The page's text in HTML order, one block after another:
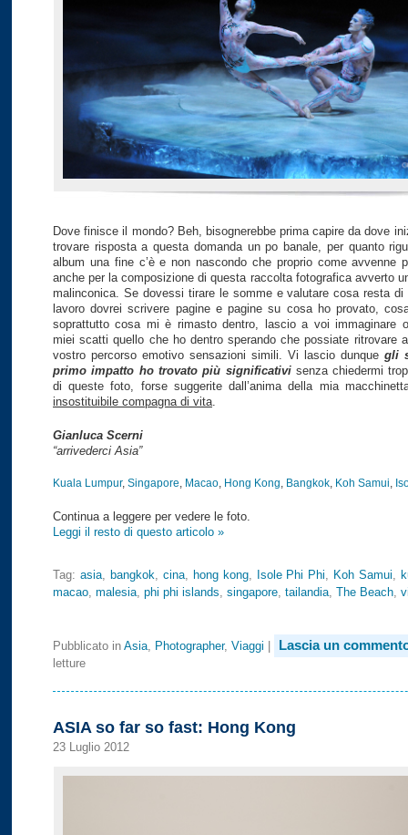
Dove finisce il mondo? Beh, bisognerebbe prima capire da dove
trovare risposta a questa domanda un po banale, per quanto
album una fine c’è e non nascondo che proprio come avvenne
anche per la composizione di questa raccolta fotografica avverto
malinconica. Se dovessi tirare le somme e valutare cosa resta di
lavoro dovrei scrivere pagine e pagine su cosa ho provato,
soprattutto cosa mi è rimasto dentro, lascio a voi immaginare
miei scatti quello che ho dentro sperando che possiate ritrovare
vostro percorso emotivo sensazioni simili. Vi lascio dunque gli
primo impatto ho trovato più significativisenza chiedermi
di queste foto, forse suggerite dall’anima della mia
insostituibile compagna di vita
Gianluca Scerni
“arrivederci Asia”
Kuala Lumpur, Singapore Macao Hong Kong Bangkok Koh Samui
Continua a leggere per vedere le foto.
Leggi il resto di questo articolo »
Tag: asia, bangkok, cina, hong kong, Isole Phi Phi, Koh Samui,
macao, malesia, phi phi islands, singapore, tailandia, The Beach,
Pubblicato in Asia, Photographer, Viaggi Lascia un
letture
ASIA so far so fast: Hong Kong
23 Luglio 2012